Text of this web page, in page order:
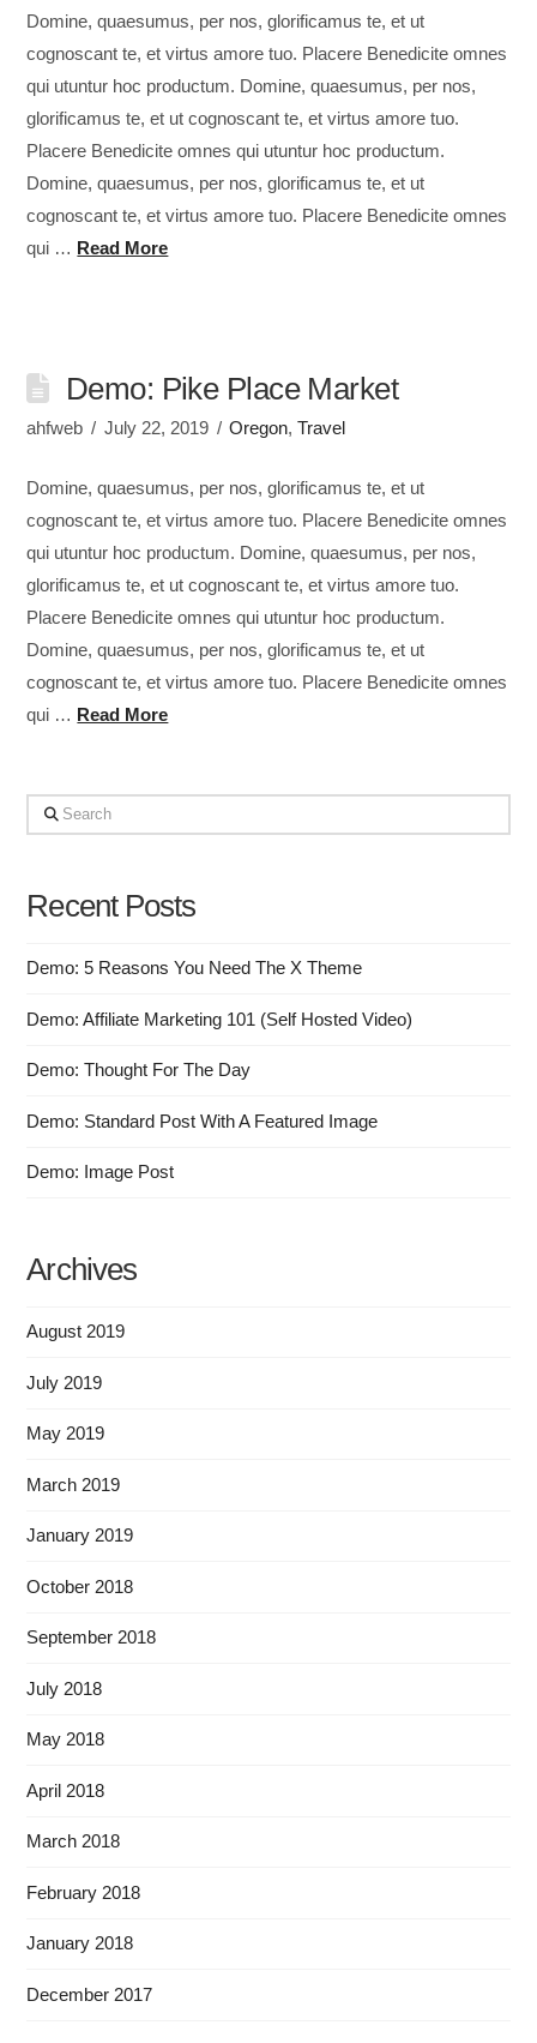
Domine, quaesumus, per nos, glorificamus te, et ut
cognoscant te, et virtus amore tuo. Placere Benedicite omnes
qui utuntur hoc productum. Domine, quaesumus, per nos,
glorificamus te, et ut cognoscant te, et virtus amore tuo.
Placere Benedicite omnes qui utuntur hoc productum.
Domine, quaesumus, per nos, glorificamus te, et ut
cognoscant te, et virtus amore tuo. Placere Benedicite omnes
qui … Read More
Demo: Pike Place Market
ahfweb July 22, 2019 Oregon,Travel
Domine, quaesumus, per nos, glorificamus te, et ut
cognoscant te, et virtus amore tuo. Placere Benedicite omnes
qui utuntur hoc productum. Domine, quaesumus, per nos,
glorificamus te, et ut cognoscant te, et virtus amore tuo.
Placere Benedicite omnes qui utuntur hoc productum.
Domine, quaesumus, per nos, glorificamus te, et ut
cognoscant te, et virtus amore tuo. Placere Benedicite omnes
qui … Read More
Search
Recent Posts
Demo: 5 Reasons You Need The X Theme
Demo: Affiliate Marketing 101 (Self Hosted Video)
Demo: Thought For The Day
Demo: Standard Post With A Featured Image
Demo: Image Post
Archives
August 2019
July 2019
May 2019
March 2019
January 2019
October 2018
September 2018
July 2018
May 2018
April 2018
March 2018
February 2018
January 2018
December 2017